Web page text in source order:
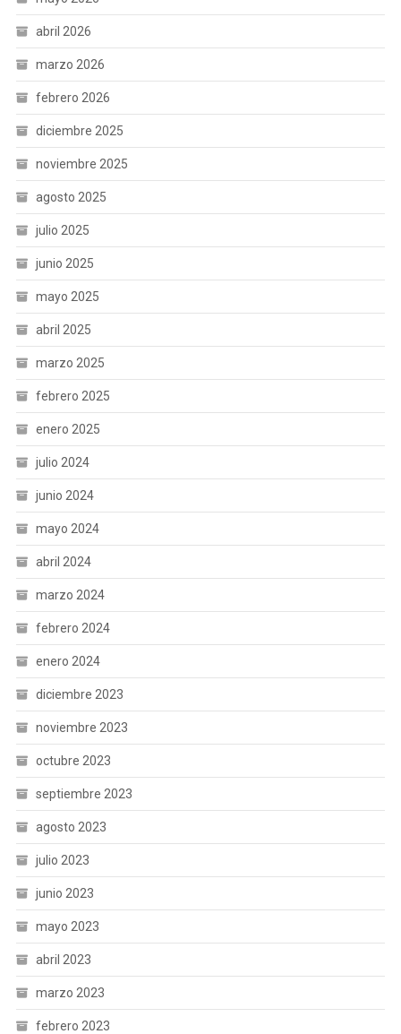
abril 2026
marzo 2026
febrero 2026
diciembre 2025
noviembre 2025
agosto 2025
julio 2025
junio 2025
mayo 2025
abril 2025
marzo 2025
febrero 2025
enero 2025
julio 2024
junio 2024
mayo 2024
abril 2024
marzo 2024
febrero 2024
enero 2024
diciembre 2023
noviembre 2023
octubre 2023
septiembre 2023
agosto 2023
julio 2023
junio 2023
mayo 2023
abril 2023
marzo 2023
febrero 2023